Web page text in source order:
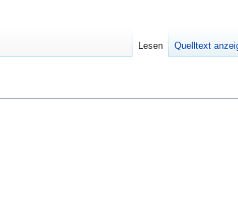
Lesen Quelltext